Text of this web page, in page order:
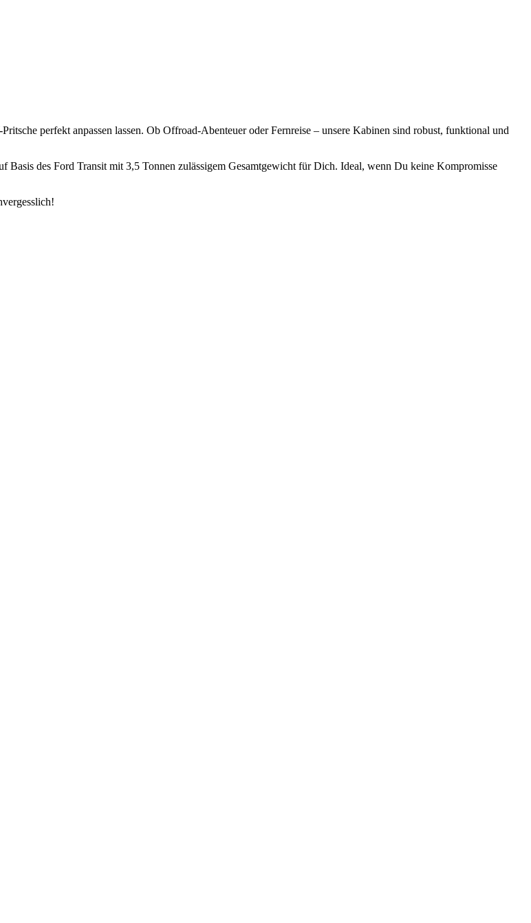
perfekt anpassen lassen. Ob Offroad-Abenteuer oder Fernreise – unsere Kabinen sind robust, funktional und
Basis des Ford Transit mit 3,5 Tonnen zulässigem Gesamtgewicht für Dich. Ideal, wenn Du keine Kompromisse